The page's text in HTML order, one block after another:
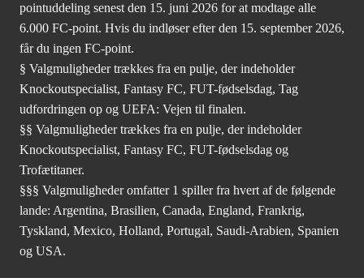
pointuddeling senest den 15. juni 2026 for at modtage alle
6.000 FC-point. Hvis du indløser efter den 15. september 2026,
får du ingen FC-point.
§ Valgmuligheder trækkes fra en pulje, der indeholder
Knockoutspecialist, Fantasy FC, FUT-fødselsdag, Tag
udfordringen op og UEFA: Vejen til finalen.
§§ Valgmuligheder trækkes fra en pulje, der indeholder
Knockoutspecialist, Fantasy FC, FUT-fødselsdag og
Trofætitaner.
§§§ Valgmuligheder omfatter 1 spiller fra hvert af de følgende
lande: Argentina, Brasilien, Canada, England, Frankrig,
Tyskland, Mexico, Holland, Portugal, Saudi-Arabien, Spanien
og USA.